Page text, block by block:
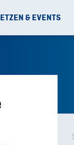
& EVENTS